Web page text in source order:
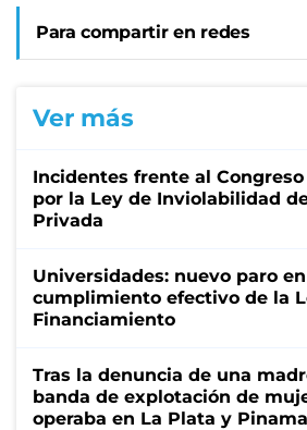
Para compartir en redes
Ver más
Incidentes frente al
por la Ley de Inviolabilidad
Privada
Universidades: nuevo paro
cumplimiento efectivo de la
Financiamiento
Tras la denuncia de una
banda de explotación de
operaba en La Plata y